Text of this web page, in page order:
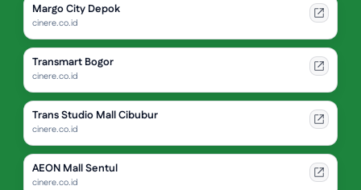
Margo City Depok
cinere.co.id
Transmart Bogor
cinere.co.id
Trans Studio Mall Cibubur
cinere.co.id
AEON Mall Sentul
cinere.co.id